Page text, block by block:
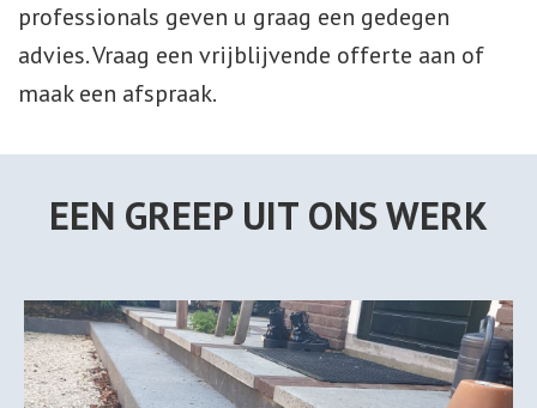
professionals geven u graag een gedegen
advies. Vraag een vrijblijvende offerte aan of
maak een afspraak.
EEN GREEP UIT ONS WERK